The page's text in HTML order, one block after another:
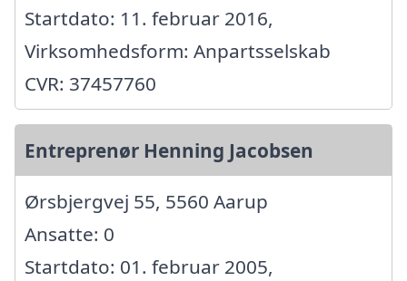
Startdato: 11. februar 2016,
Virksomhedsform: Anpartsselskab
CVR: 37457760
Entreprenør Henning Jacobsen
Ørsbjergvej 55, 5560 Aarup
Ansatte: 0
Startdato: 01. februar 2005,